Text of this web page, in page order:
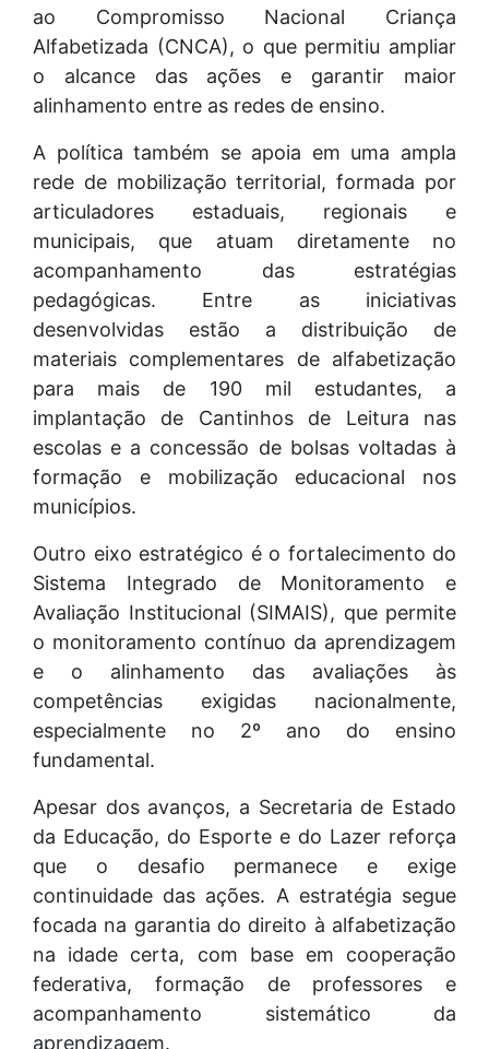
ao Compromisso Nacional Criança
Alfabetizada (CNCA), o que permitiu ampliar
o alcance das ações e garantir maior
alinhamento entre as redes de ensino.
A política também se apoia em uma ampla
rede de mobilização territorial, formada por
articuladores estaduais, regionais e
municipais, que atuam diretamente no
acompanhamento das estratégias
pedagógicas. Entre as iniciativas
desenvolvidas estão a distribuição de
materiais complementares de alfabetização
para mais de 190 mil estudantes, a
implantação de Cantinhos de Leitura nas
escolas e a concessão de bolsas voltadas à
formação e mobilização educacional nos
municípios.
Outro eixo estratégico é o fortalecimento do
Sistema Integrado de Monitoramento e
Avaliação Institucional (SIMAIS), que permite
o monitoramento contínuo da aprendizagem
e o alinhamento das avaliações às
competências exigidas nacionalmente,
especialmente no 2º ano do ensino
fundamental.
Apesar dos avanços, a Secretaria de Estado
da Educação, do Esporte e do Lazer reforça
que o desafio permanece e exige
continuidade das ações. A estratégia segue
focada na garantia do direito à alfabetização
na idade certa, com base em cooperação
federativa, formação de professores e
acompanhamento sistemático da
aprendizagem.